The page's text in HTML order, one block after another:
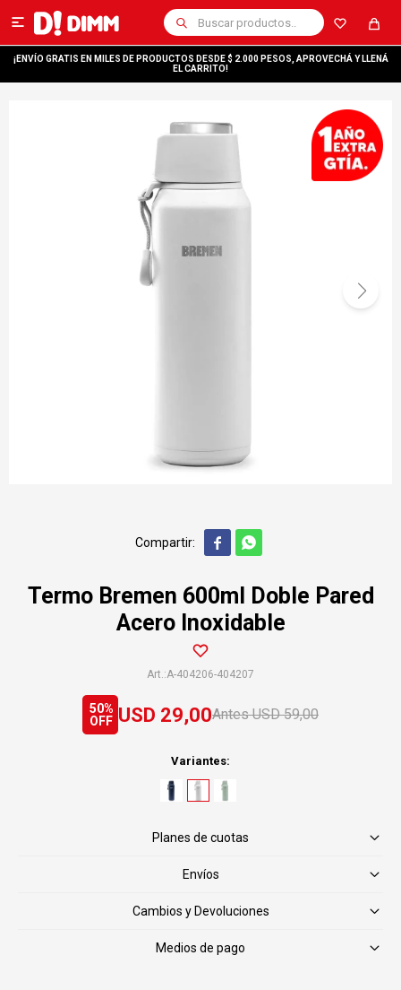

¡ENVÍO GRATIS EN MILES DE PRODUCTOS DESDE $ 2.000 PESOS, APROVECHÁ Y LLENÁ
EL CARRITO!
 
Termo Bremen 600ml Doble Pared
Acero Inoxidable
A-404206-404207
USD 29,00 USD 59,00
50
Variantes:
Planes de cuotas
Envíos
Cambios y Devoluciones
Medios de pago